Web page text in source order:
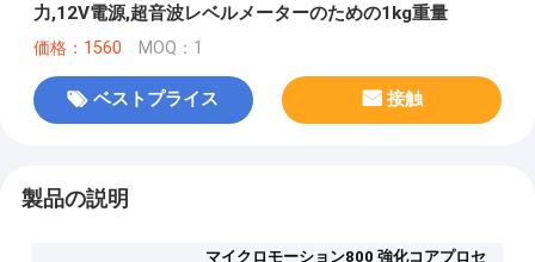
力,12V電源,超音波レベルメーターのための1kg重量
価格：1560 MOQ：1
ベストプライス 接触
製品の説明
マイクロモーション800 強化コアプロセ